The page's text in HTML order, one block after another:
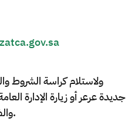
جديدة عرعر أو زيارة الإدارة
والضريبة والجمارك بحي المغرزات.​